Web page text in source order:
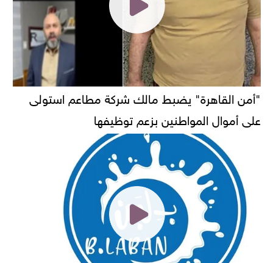
"أمن القاهرة" يضبط مالك شركة مطاعم استولى
على أموال المواطنين بزعم توظيفها